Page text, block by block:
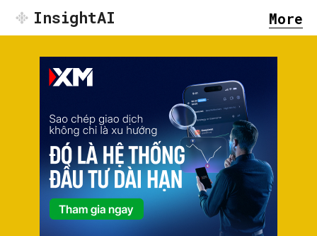
InsightAI More